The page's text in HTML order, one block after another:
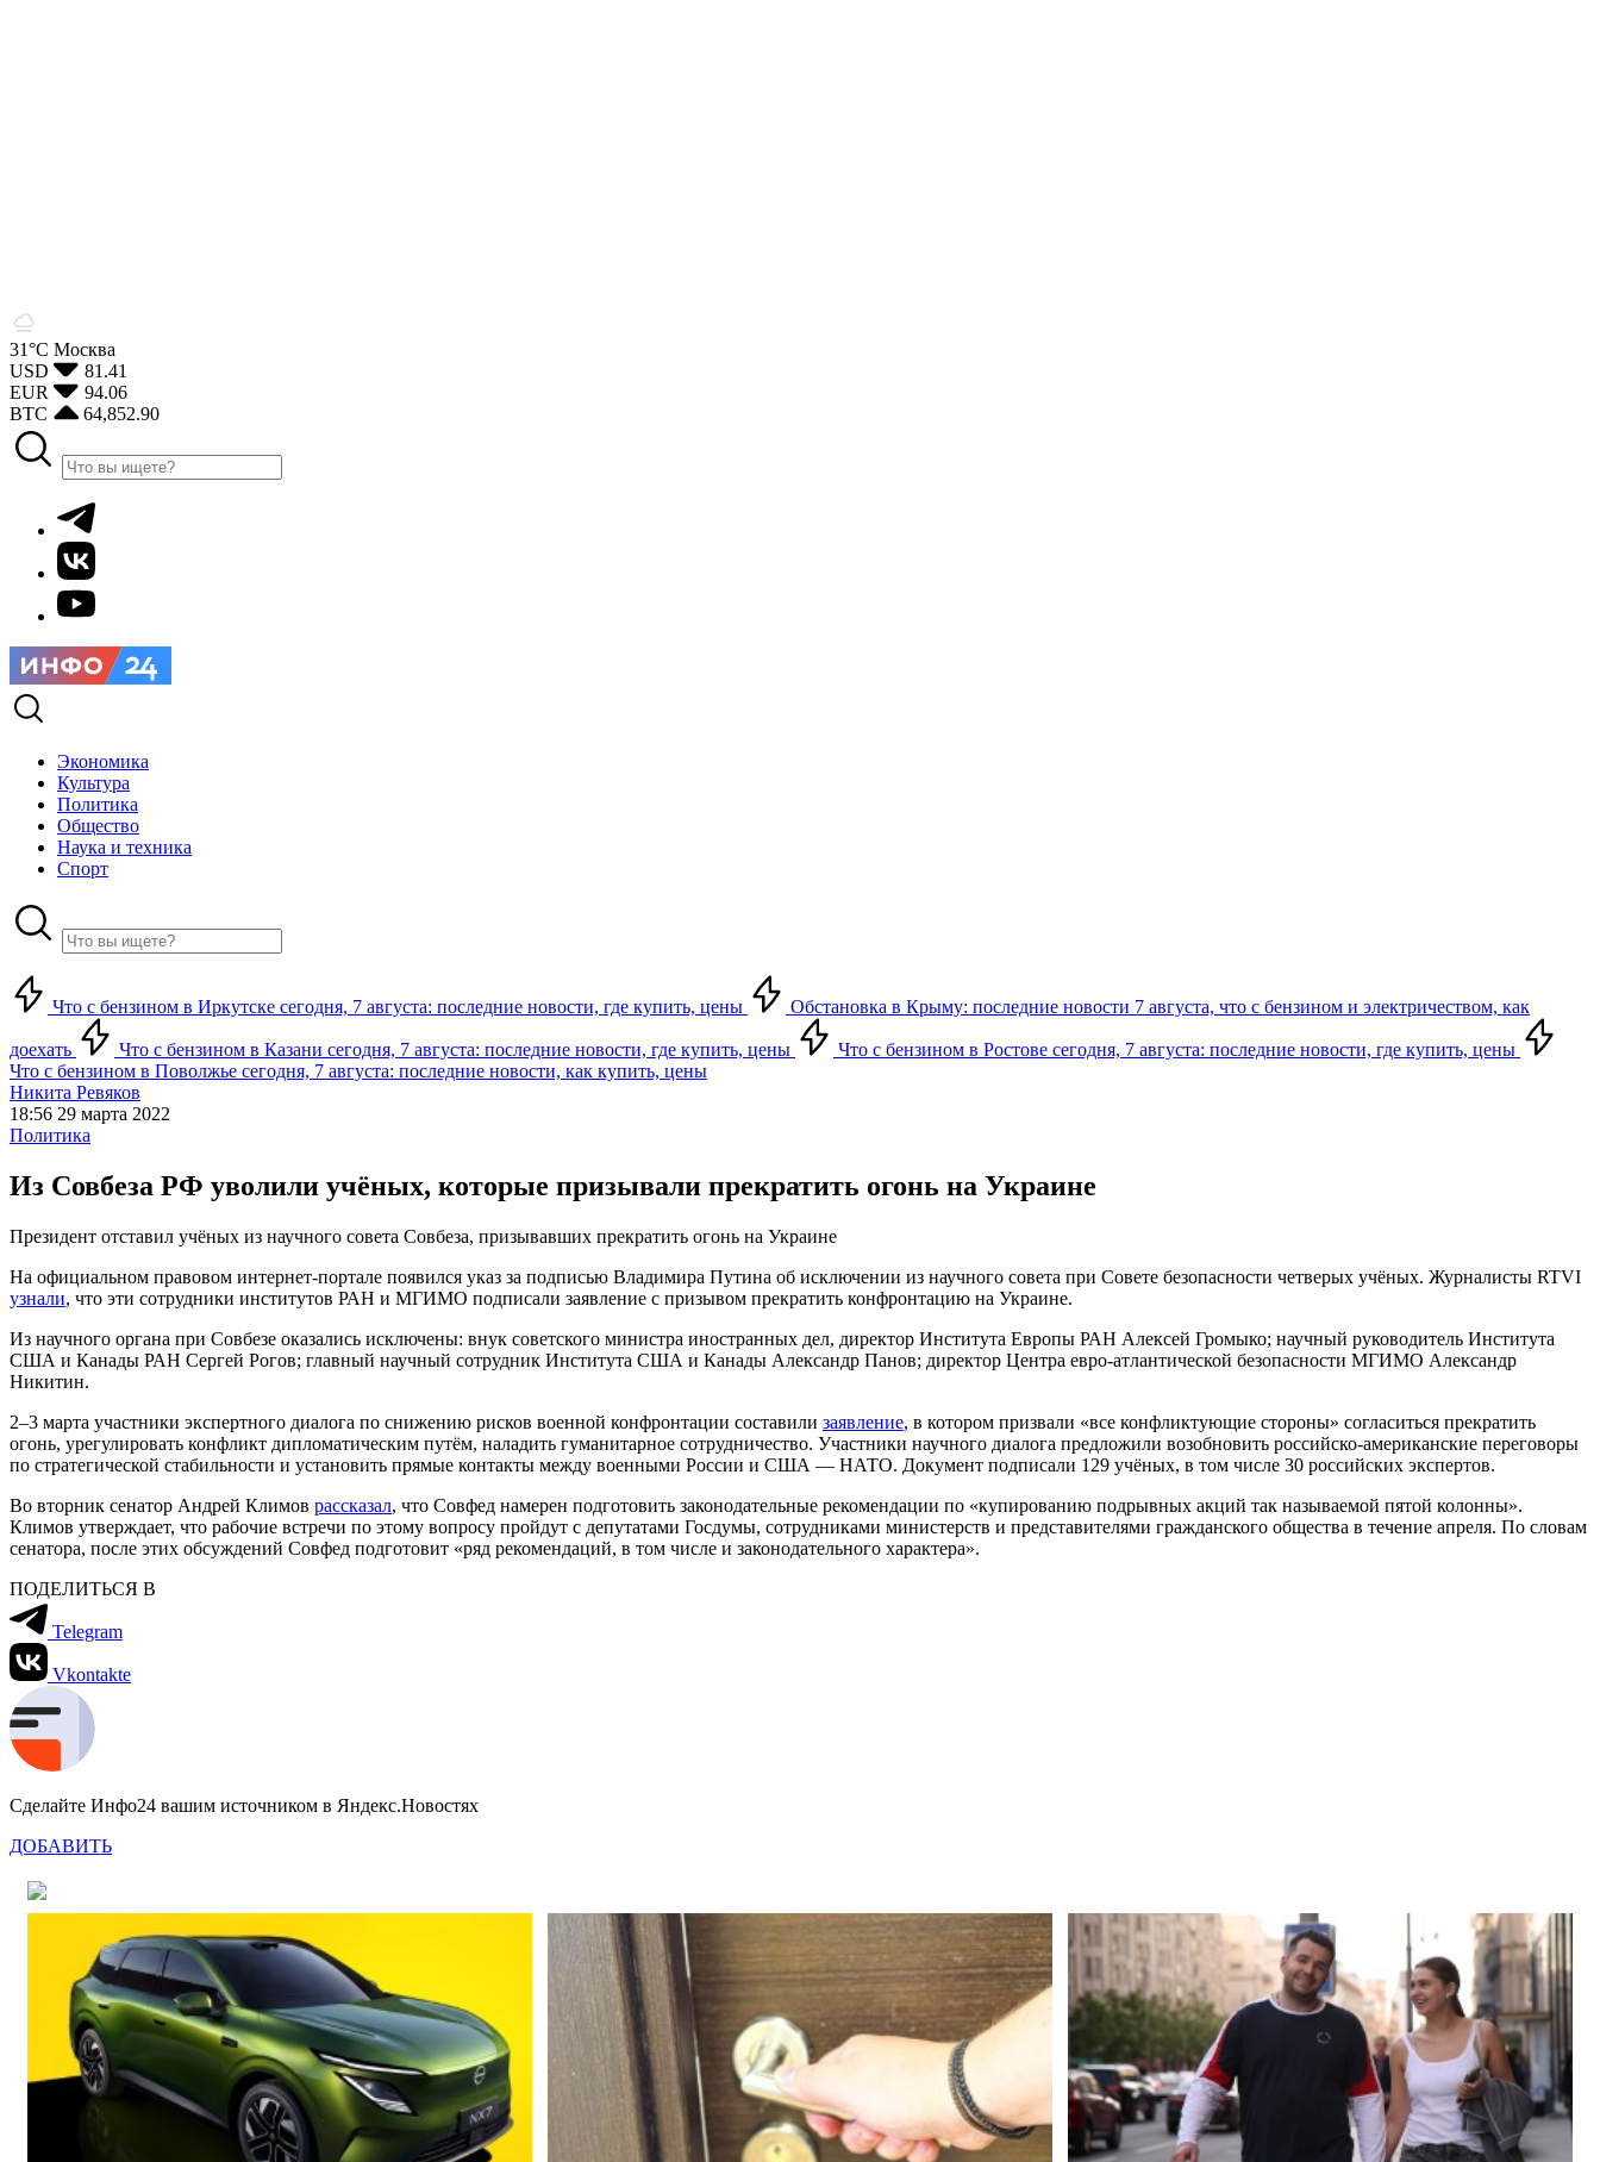
31°С Москва
USD
81.41
EUR
94.06
BTC
64,852.90
Экономика
Культура
Политика
Общество
Наука и техника
Спорт
Что с бензином в Иркутске сегодня, 7 августа: последние новости, где купить, цены Обстановка в Крыму: последние новости 7 августа, что с бензином и электричеством, как
доехать Что с бензином в Казани сегодня, 7 августа: последние новости, где купить, цены
Что с бензином в Ростове сегодня, 7 августа: последние новости, где купить, цены
Что с бензином в Поволжье сегодня, 7 августа: последние новости, как купить, цены
Никита Ревяков
18:56 29 марта 2022
Политика
Из Совбеза РФ уволили учёных, которые призывали прекратить огонь на Украине
Президент отставил учёных из научного совета Совбеза, призывавших прекратить огонь на Украине
На официальном правовом интернет-портале появился указ за подписью Владимира Путина об исключении из научного совета при Совете безопасности четверых учёных. Журналисты RTVI
узнали, что эти сотрудники институтов РАН и МГИМО подписали заявление с призывом прекратить конфронтацию на Украине.
Из научного органа при Совбезе оказались исключены: внук советского министра иностранных дел, директор Института Европы РАН Алексей Громыко; научный руководитель Института
США и Канады РАН Сергей Рогов; главный научный сотрудник Института США и Канады Александр Панов; директор Центра евро-атлантической безопасности МГИМО Александр
Никитин.
2–3 марта участники экспертного диалога по снижению рисков военной конфронтации составили заявление, в котором призвали «все конфликтующие стороны» согласиться прекратить
огонь, урегулировать конфликт дипломатическим путём, наладить гуманитарное сотрудничество. Участники научного диалога предложили возобновить российско-американские переговоры
по стратегической стабильности и установить прямые контакты между военными России и США — НАТО. Документ подписали 129 учёных, в том числе 30 российских экспертов.
Во вторник сенатор Андрей Климов рассказал, что Совфед намерен подготовить законодательные рекомендации по «купированию подрывных акций так называемой пятой колонны».
Климов утверждает, что рабочие встречи по этому вопросу пройдут с депутатами Госдумы, сотрудниками министерств и представителями гражданского общества в течение апреля. По словам
сенатора, после этих обсуждений Совфед подготовит «ряд рекомендаций, в том числе и законодательного характера».
ПОДЕЛИТЬСЯ В
Telegram
Vkontakte
Сделайте Инфо24 вашим источником в Яндекс.Новостях
ДОБАВИТЬ